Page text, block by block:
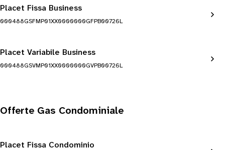
Placet Fissa Business
000488GSFMP01XX0000000GFPB00726L
Placet Variabile Business
000488GSVMP01XX0000000GVPB00726L
Offerte Gas Condominiale
Placet Fissa Condominio